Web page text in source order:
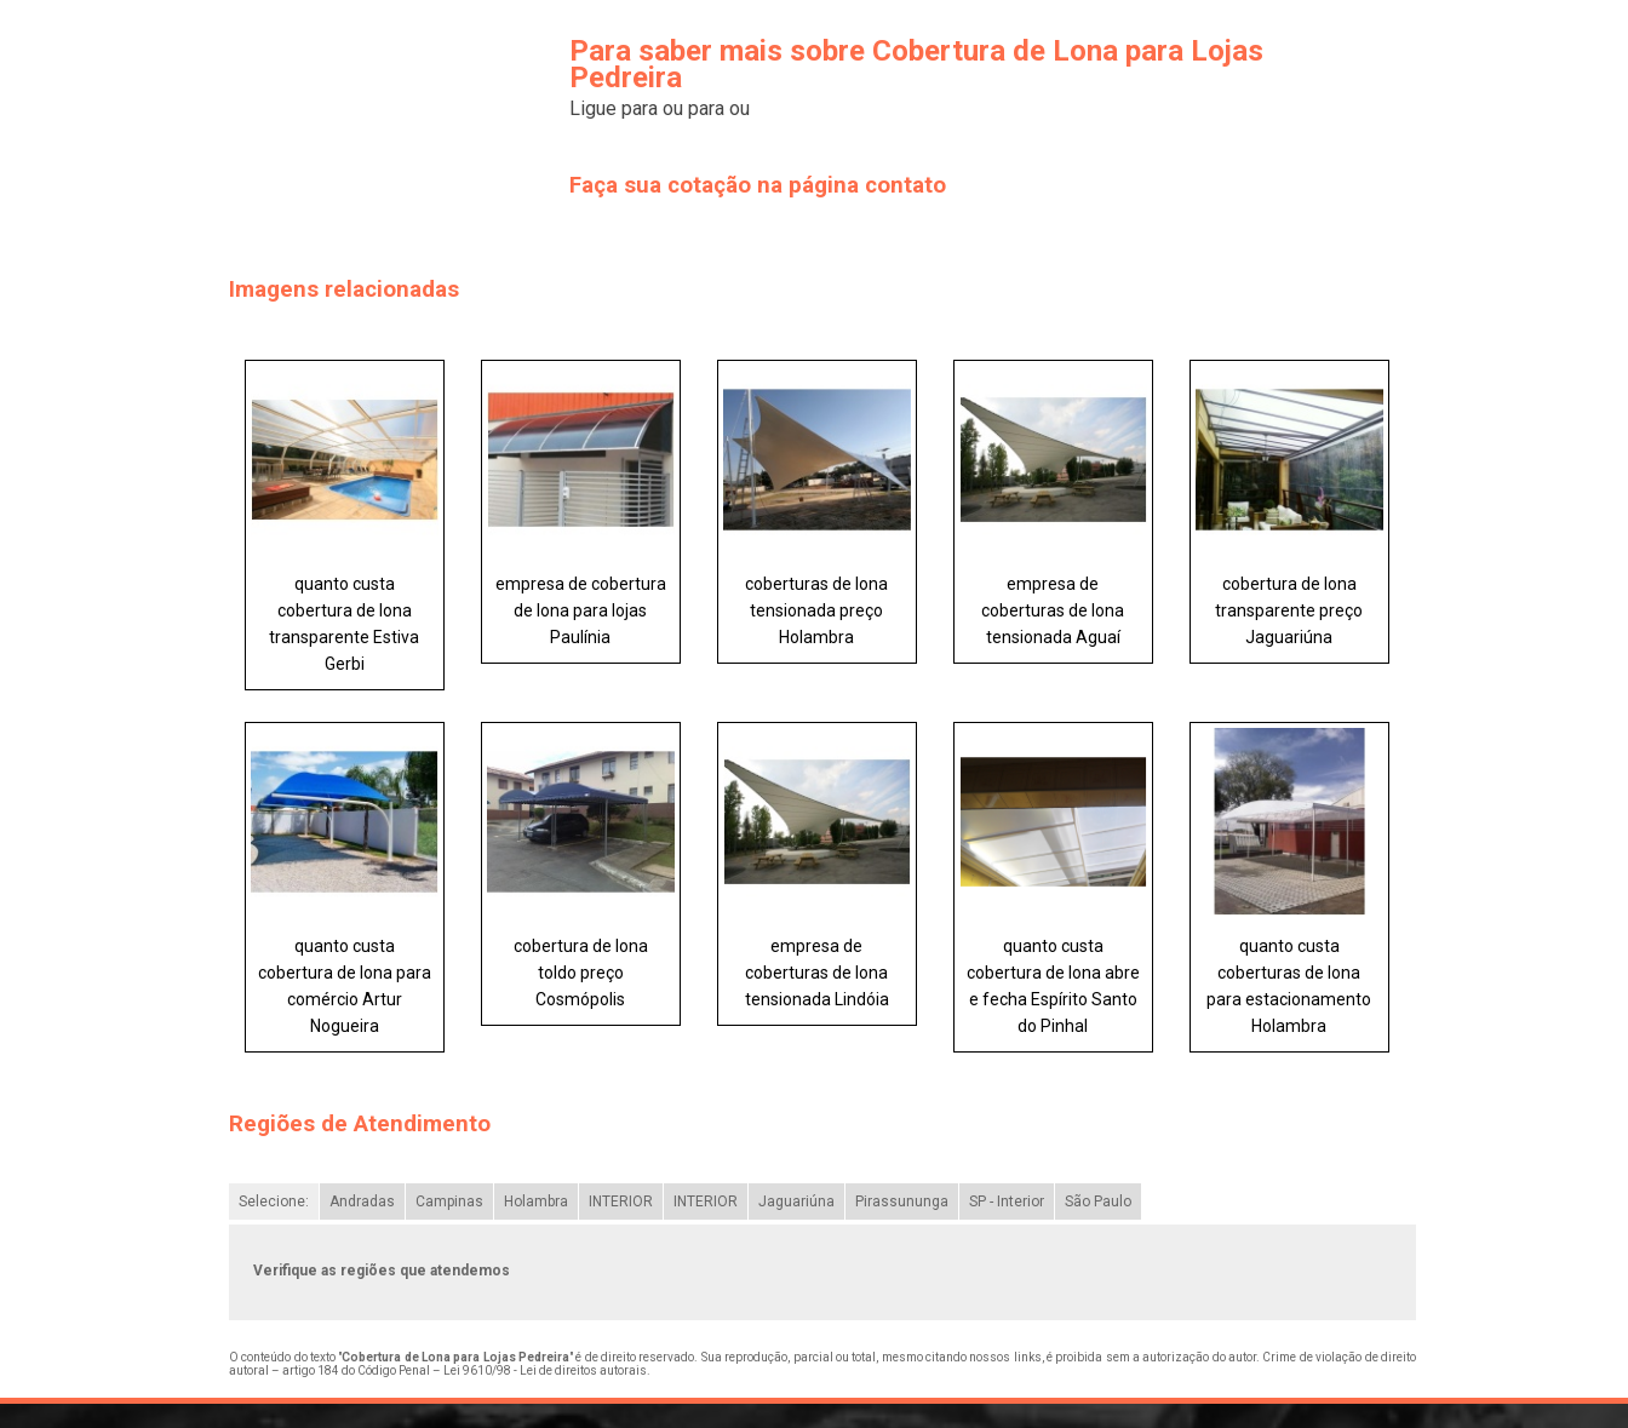
Para saber mais sobre Cobertura de Lona para Lojas
Pedreira
Ligue paraou paraou
Faça sua cotação
Imagens relacionadas
quanto custa
cobertura de lona
transparente Estiva
Gerbi
empresa de cobertura
de lona para lojas
Paulínia
coberturas de lona
tensionada preço
Holambra
empresa de
coberturas de lona
tensionada Aguaí
cobertura de lona
transparente preço
Jaguariúna
quanto custa
cobertura de lona para
comércio Artur
Nogueira
cobertura de lona
toldo preço
Cosmópolis
empresa de
coberturas de lona
tensionada Lindóia
quanto custa
cobertura de lona abre
e fecha Espírito Santo
do Pinhal
quanto custa
coberturas de lona
para estacionamento
Holambra
Regiões de Atendimento
Selecione: Andradas Campinas Holambra INTERIOR INTERIOR Jaguariúna Pirassununga SP - Interior São Paulo
Verifique as regiões que atendemos
O conteúdo do texto "Cobertura de Lona para Lojas Pedreira" é de direito reservado. Sua reprodução, parcial ou total, mesmo citando nossos links, é proibida sem a autorização do autor. Crime de violação de direito
autoral – artigo 184 do Código Penal –
Lei 9610/98 - Lei de direitos autorais